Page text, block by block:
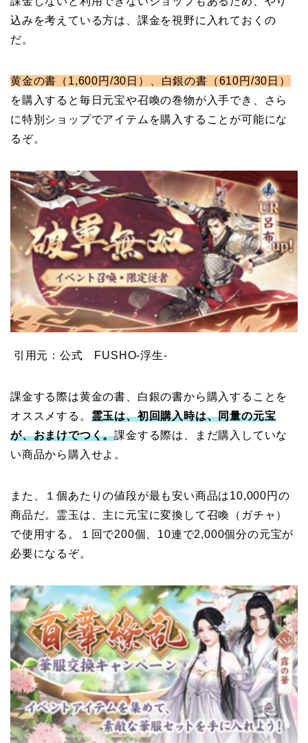
込みを考えている方は、課金を視野に入れておくの
だ。
黄金の書（1,600円/30日）、白銀の書（610円/30日）
を購入すると毎日元宝や召喚の巻物が入手でき、さら
に特別ショップでアイテムを購入することが可能にな
るぞ。
引用元：公式 FUSHO-浮生-
課金する際は黄金の書、白銀の書から購入することを
オススメする。 霊玉は、初回購入時は、同量の元宝
が、おまけでつく。課金する際は、まだ購入していな
い商品から購入せよ。
また、１個あたりの値段が最も安い商品は10,000円の
商品だ。霊玉は、主に元宝に変換して召喚（ガチャ）
で使用する。１回で200個、10連で2,000個分の元宝が
必要になるぞ。